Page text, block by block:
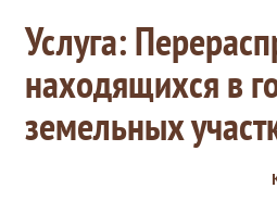
Услуга:
находящихся в
земельных